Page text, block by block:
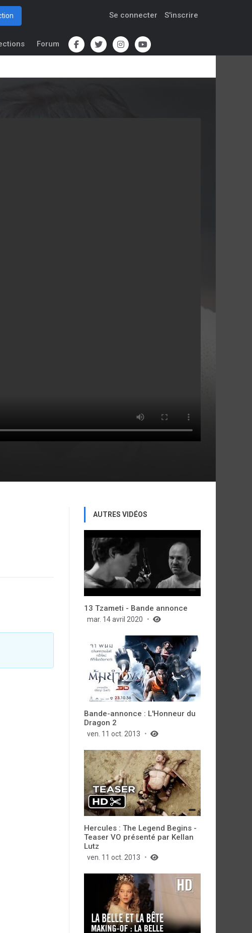
Se connecter S'inscrire
Forum
AUTRES VIDÉOS
13 Tzameti - Bande annonce
mar. 14 avril 2020
Bande-annonce : L'Honneur du
Dragon 2
ven. 11 oct. 2013
Hercules : The Legend Begins -
Teaser VO présenté par Kellan
Lutz
ven. 11 oct. 2013